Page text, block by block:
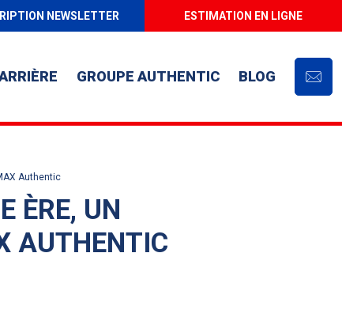
NEWSLETTER ESTIMATION EN LIGNE
GROUPE AUTHENTIC BLOG
Authentic
ÈRE, UN
AUTHENTIC